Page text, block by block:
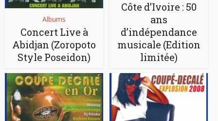
Albums
Concert Live à
Abidjan (Zoropoto
Style Poseidon)
Côte d’Ivoire : 50
ans
d’indépendance
musicale (Edition
limitée)